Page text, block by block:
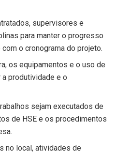
supervisores e
para manter o progresso
o cronograma do projeto.
os equipamentos e o uso de
produtividade e o
sejam executados de
de HSE e os procedimentos
no local, atividades de